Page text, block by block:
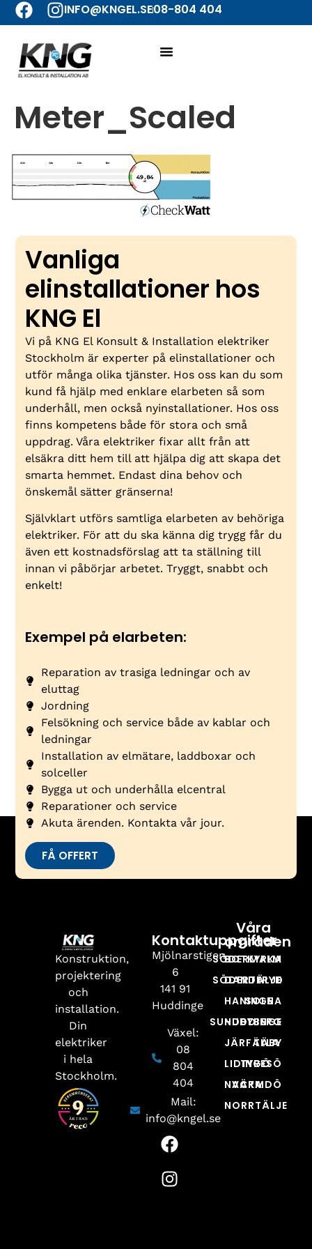
INFO@KNGEL.SE08-804 404
Meter_Scaled
Vanliga
elinstallationer hos
KNG El
Vi på KNG El Konsult & Installation elektriker
Stockholm är experter på elinstallationer och
utför många olika tjänster. Hos oss kan du som
kund få hjälp med enklare elarbeten så som
underhåll, men också nyinstallationer. Hos oss
finns kompetens både för stora och små
uppdrag. Våra elektriker fixar allt från att
elsäkra ditt hem till att hjälpa dig att skapa det
smarta hemmet. Endast dina behov och
önskemål sätter gränserna!
Självklart utförs samtliga elarbeten av behöriga
elektriker. För att du ska känna dig trygg får du
även ett kostnadsförslag att ta ställning till
innan vi påbörjar arbetet. Tryggt, snabbt och
enkelt!
Exempel på elarbeten:
Reparation av trasiga ledningar och av
eluttag
Jordning
Felsökning och service både av kablar och
ledningar
Installation av elmätare, laddboxar och
solceller
Bygga ut och underhålla elcentral
Reparationer och service
Akuta ärenden. Kontakta vår jour.
FÅ OFFERT
Konstruktion,
projektering
och
installation.
Din
elektriker
i hela
Stockholm.
Kontaktuppgifter
Mjölnarstigen
6
141 91
Huddinge
Växel:
08
804
404
Mail:
info@kngel.se
Våra
områden
BOTKYRKA
DANDERYD
HANINGE
HUDDINGE
JÄRFÄLLA
LIDINGÖ
NACKA
NORRTÄLJE
SÖDERMALM
SÖDERTÄLJE
SOLNA
SUNDBYBERG
TÄBY
TYRESÖ
VÄRMDÖ